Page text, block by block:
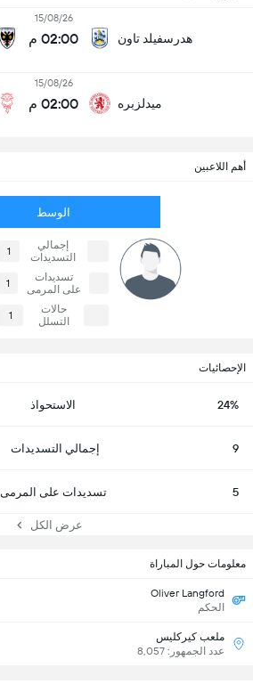
هدرسفيلد تاون
15/08/26
02:00 م
ميدلزبره
15/08/26
02:00 م
أهم اللاعبين
الوسط
إجمالي
التسديدات
1
تسديدات
على المرمى
1
حالات
التسلل
1
الإحصائيات
24% الاستحواذ
9 إجمالي التسديدات
5 تسديدات على المرمى
عرض الكل
معلومات حول المباراة
Oliver Langford
الحكم
ملعب كيركليس
عدد الجمهور: 8,057